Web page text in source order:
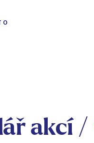
akcí /